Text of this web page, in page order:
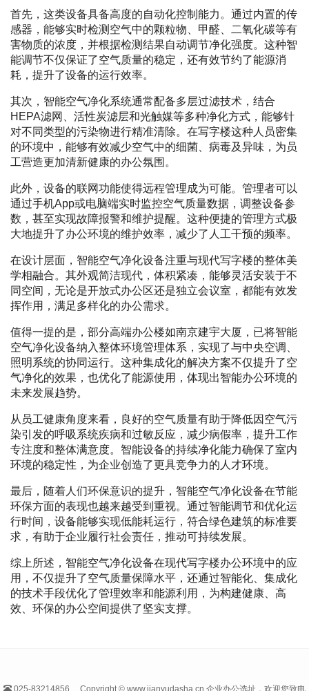
首先，这类设备具备高度的自动化控制能力。通过内置的传
感器，能够实时检测空气中的颗粒物、甲醛、二氧化碳等有
害物质的浓度，并根据检测结果自动调节净化强度。这种智
能调节不仅保证了空气质量的稳定，还有效节约了能源消
耗，提升了设备的运行效率。
其次，智能空气净化系统通常配备多层过滤技术，结合
HEPA滤网、活性炭滤层和光触媒等多种净化方式，能够针
对不同类型的污染物进行精准清除。在写字楼这种人员密集
的环境中，能够有效减少空气中的细菌、病毒及异味，为员
工营造更加清新健康的办公氛围。
此外，设备的联网功能使得远程管理成为可能。管理者可以
通过手机App或电脑端实时监控空气质量数据，调整设备参
数，甚至实现故障报警和维护提醒。这种便捷的管理方式极
大地提升了办公环境的维护效率，减少了人工干预的频率。
在设计层面，智能空气净化设备注重与现代写字楼的整体美
学相融合。其外观简洁现代，体积紧凑，能够灵活安装于不
同空间，无论是开放式办公区还是独立会议室，都能有效发
挥作用，满足多样化的办公需求。
值得一提的是，部分高端办公楼如南京建宇大厦，已将智能
空气净化设备纳入整体环境管理体系，实现了与中央空调、
照明系统的协同运行。这种集成化的解决方案不仅提升了空
气净化的效果，也优化了能源使用，体现出智能办公环境的
未来发展趋势。
从员工健康角度来看，良好的空气质量有助于降低因空气污
染引发的呼吸系统疾病和过敏反应，减少病假率，提升工作
专注度和整体满意度。智能设备的持续净化能力确保了室内
环境的稳定性，为企业创造了更具竞争力的人才环境。
最后，随着人们环保意识的提升，智能空气净化设备在节能
环保方面的表现也越来越受到重视。通过智能调节和优化运
行时间，设备能够实现低能耗运行，符合绿色建筑的标准要
求，有助于企业履行社会责任，推动可持续发展。
综上所述，智能空气净化设备在现代写字楼办公环境中的应
用，不仅提升了空气质量保障水平，还通过智能化、集成化
的技术手段优化了管理效率和能源利用，为构建健康、高
效、环保的办公空间提供了坚实支撑。